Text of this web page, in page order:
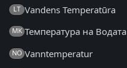
LT Vandens Temperatūra
MK Температура на Водата
NO Vanntemperatur